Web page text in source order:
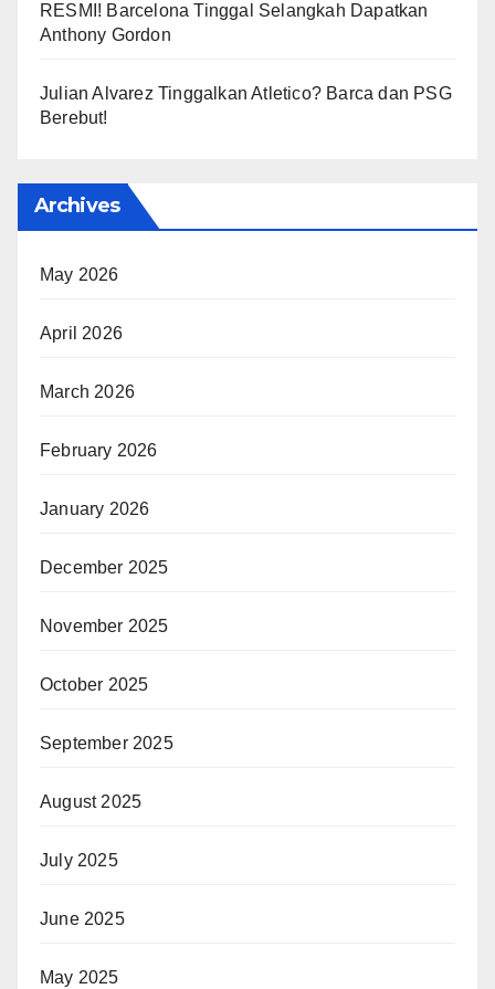
RESMI! Barcelona Tinggal Selangkah Dapatkan
Anthony Gordon
Julian Alvarez Tinggalkan Atletico? Barca dan PSG
Berebut!
Archives
May 2026
April 2026
March 2026
February 2026
January 2026
December 2025
November 2025
October 2025
September 2025
August 2025
July 2025
June 2025
May 2025